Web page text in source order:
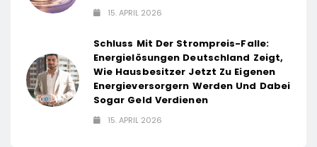
15. APRIL 2026
Schluss Mit Der Strompreis-Falle:
Energielösungen Deutschland Zeigt,
Wie Hausbesitzer Jetzt Zu Eigenen
Energieversorgern Werden Und Dabei
Sogar Geld Verdienen
15. APRIL 2026